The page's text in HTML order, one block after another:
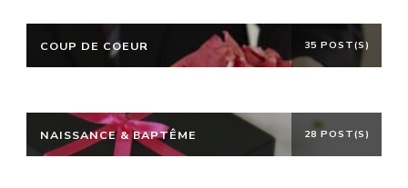
COUP DE COEUR 35 POST(S)
NAISSANCE & BAPTÊME 28 POST(S)